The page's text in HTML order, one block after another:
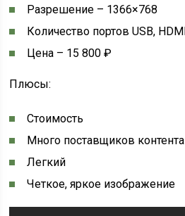
Разрешение – 1366×768
Количество портов USB,
Цена – 15 800 ₽
Плюсы:
Стоимость
Много поставщиков
Легкий
Четкое, яркое изображение